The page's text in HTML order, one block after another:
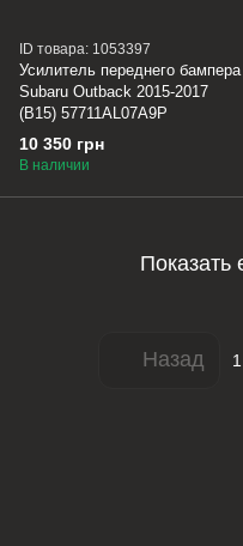
ID товара: 1053397
Усилитель переднего бампера
Subaru Outback 2015-2017
(B15) 57711AL07A9P
10 350 грн
В наличии
Показать
Назад 1